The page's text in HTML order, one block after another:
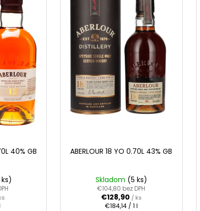
40% GB ABERLOUR 18 YO 0.70L 43% GB
Skladom (5 ks)
€104,80 bez DPH
€128,90 / ks
Jednotková
€184,14 / 1 l